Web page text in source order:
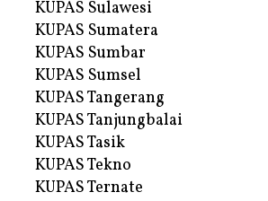
KUPAS Sulawesi
KUPAS Sumatera
KUPAS Sumbar
KUPAS Sumsel
KUPAS Tangerang
KUPAS Tanjungbalai
KUPAS Tasik
KUPAS Tekno
KUPAS Ternate